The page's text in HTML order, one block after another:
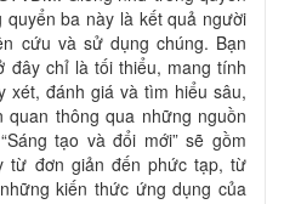
ba này là kết quả người
cứu và sử dụng chúng. Bạn
đây chỉ là tối thiểu, mang tính
xét, đánh giá và tìm hiểu sâu,
thông qua những nguồn
tạo và đổi mới” sẽ gồm
từ đơn giản đến phức tạp, từ
kiến thức ứng dụng của